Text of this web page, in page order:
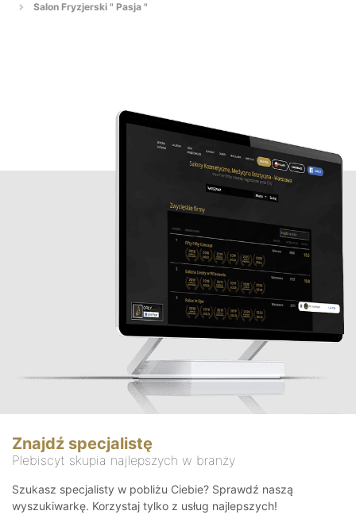
Salon Fryzjerski " Pasja "
Znajdź specjalistę
Plebiscyt skupia najlepszych w branży
Szukasz specjalisty w pobliżu Ciebie? Sprawdź naszą
wyszukiwarkę. Korzystaj tylko z usług najlepszych!